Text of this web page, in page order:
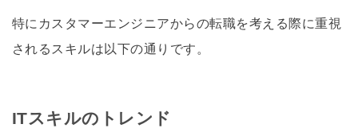
特にカスタマーエンジニアからの転職を考える際に重視
されるスキルは以下の通りです。
ITスキルのトレンド